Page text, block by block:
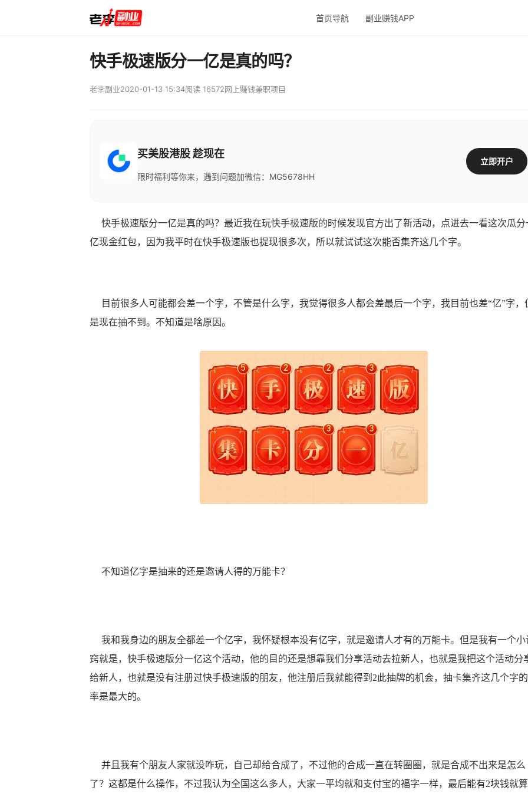
首页导航 副业赚钱APP
快手极速版分一亿是真的吗？
老李副业2020-01-13 15:34阅读 16572网上赚钱兼职项目
买美股港股 趁现在
限时福利等你来，遇到问题加微信：MG5678HH
立即开户
快手极速版分一亿是真的吗？最近我在玩快手极速版的时候发现官方出了新活动，点进去一看这次瓜分
亿现金红包，因为我平时在快手极速版也提现很多次，所以就试试这次能否集齐这几个字。
目前很多人可能都会差一个字，不管是什么字，我觉得很多人都会差最后一个字，我目前也差“亿”字，
是现在抽不到。不知道是啥原因。
不知道亿字是抽来的还是邀请人得的万能卡？
我和我身边的朋友全都差一个亿字，我怀疑根本没有亿字，就是邀请人才有的万能卡。但是我有一个小
窍就是，快手极速版分一亿这个活动，他的目的还是想靠我们分享活动去拉新人，也就是我把这个活动分
给新人，也就是没有注册过快手极速版的朋友，他注册后我就能得到2此抽牌的机会，抽卡集齐这几个字
率是最大的。
并且我有个朋友人家就没咋玩，自己却给合成了，不过他的合成一直在转圈圈，就是合成不出来是怎么
了？这都是什么操作，不过我认为全国这么多人，大家一平均就和支付宝的福字一样，最后能有2块钱就